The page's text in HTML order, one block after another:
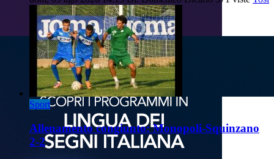
Sport
Allenamento congiunto: Monopoli-Squinzano
2-2